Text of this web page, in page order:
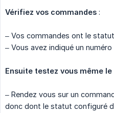
Vérifiez vos commandes :
– Vos commandes ont le
– Vous avez indiqué un
Ensuite testez vous même
– Rendez vous sur un
donc dont le statut configuré